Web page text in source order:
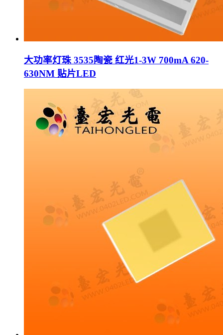
大功率灯珠 3535陶瓷 红光1-3W 700mA 620-
630NM 贴片LED